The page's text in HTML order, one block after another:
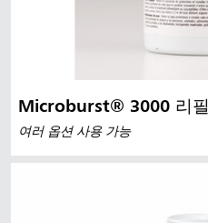
Microburst® 3000 리필
여러 옵션 사용 가능